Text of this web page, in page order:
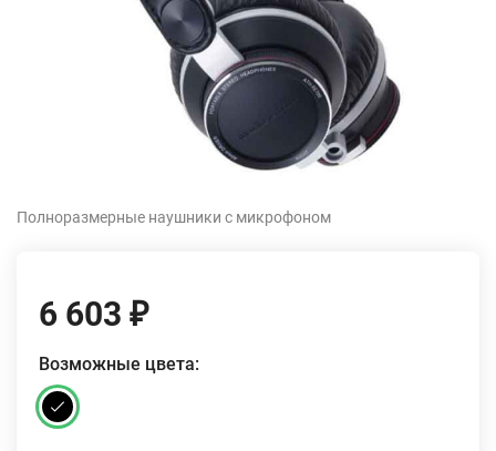
Полноразмерные наушники с микрофоном
6 603 ₽
Возможные цвета: